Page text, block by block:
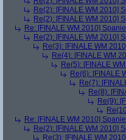
Re(2): [FINALE WM 2010]
Re(2): [FINALE WM 2010]
Re: [FINALE WM 2010]
Re(2): [FINALE WM 2010]
Re(3): [FINALE WM
Re(4): [FINALE WM
Re(5): [FINALE
Re(6): [FINALE
Re(7):
Re(8):
Re(9):
Re: [FINALE WM 2010]
Re(2): [FINALE WM 2010]
Re(3): [FINALE WM